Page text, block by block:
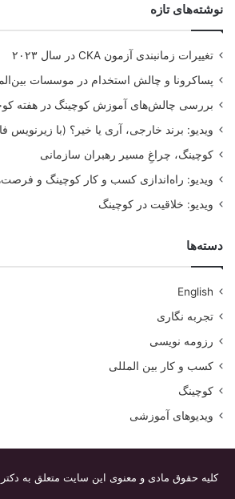
نوشته‌های تازه
تغییرات زمانبندی آزمون CKA در سال ۲۰۲۳
پساکرونا و چالش استخدام در موسسات
بررسی چالش‌های آموزش کوچینگ در هفته
ویدیو: برند خارجی، آری یا خیر؟ (با زیرنویس
کوچینگ، چراغِ مسیر رهبران سازمانی
ویدیو: راه‌اندازی کسب و کار کوچینگ و فرصت‌های
ویدیو: خلاقیت در کوچینگ
دسته‌ها
English
تجربه نگاری
رزومه نویسی
کسب و کار بین المللی
کوچینگ
ویدیوهای آموزشی
کلیه حقوق مادی و معنوی این سایت متعلق به